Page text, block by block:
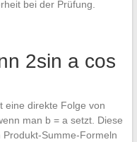
bei der Prüfung.
2sin a cos
eine direkte Folge von
man b = a setzt. Diese
Summe-Formeln